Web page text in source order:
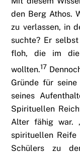
den Berg Athos.
zu verlassen, in
suchte? Er
floh, die im die
wollten.17
Gründe für seine
seines
Spirituellen
Alter fähig war.
spirituellen Reife
Schülers zu